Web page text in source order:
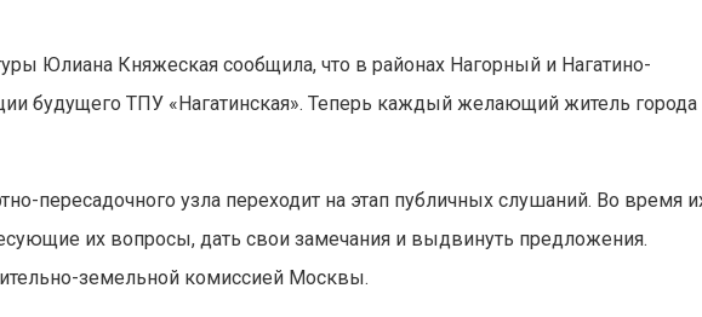
Юлиана Княжеская сообщила, что в районах Нагорный и Нагатино-
будущего ТПУ «Нагатинская». Теперь каждый желающий житель города
пересадочного узла переходит на этап публичных слушаний. Во время
их вопросы, дать свои замечания и выдвинуть предложения.
земельной комиссией Москвы.